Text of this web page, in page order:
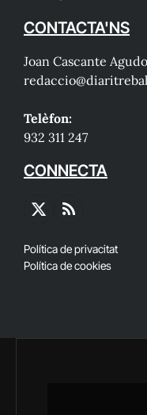
CONTACTA'NS
Joan Cascante Agudo
Telèfon:
932 311 247
CONNECTA
X
RSS
Política de privacitat
Política de cookies